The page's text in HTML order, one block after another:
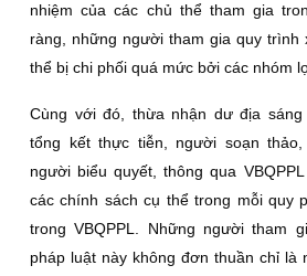
nhiệm của các chủ thể tham gia
ràng, những người tham gia quy trình
thể bị chi phối quá mức bởi các nhóm
Cùng với đó, thừa nhận dư địa
tổng kết thực tiễn, người soạn
người biểu quyết, thông qua
các chính sách cụ thể trong mỗi quy
trong VBQPPL. Những người tham
pháp luật này không đơn thuần chỉ là